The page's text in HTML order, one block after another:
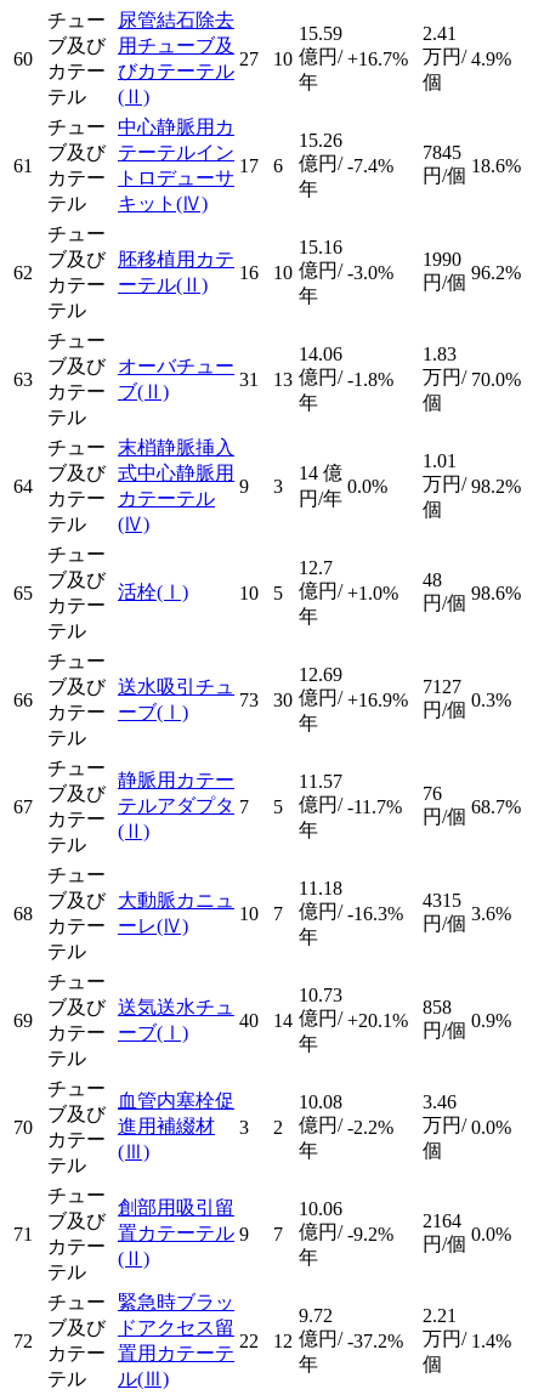
60
チュー
ブ及び
カテー
テル
尿管結石除去
用チューブ及
びカテーテル
(Ⅱ)
27 10
15.59
億円/
年
+16.7%
2.41
万円/
個
4.9%
61
チュー
ブ及び
カテー
テル
中心静脈用カ
テーテルイン
トロデューサ
キット (Ⅳ)
17 6
15.26
億円/
年
-7.4%
7845
円/個 18.6%
62
チュー
ブ及び
カテー
テル
胚移植用カテ
ーテル(Ⅱ)
16 10
15.16
億円/
年
-3.0%
1990
円/個 96.2%
63
チュー
ブ及び
カテー
テル
オーバチュー
ブ(Ⅱ)
31 13
14.06
億円/
年
-1.8%
1.83
万円/
個
70.0%
64
チュー
ブ及び
カテー
テル
末梢静脈挿入
式中心静脈用
カテーテル
(Ⅳ)
9 3
14 億
円/年
0.0%
1.01
万円/
個
98.2%
65
チュー
ブ及び
カテー
テル
活栓(Ⅰ) 10 5
12.7
億円/
年
+1.0%
48
円/個 98.6%
66
チュー
ブ及び
カテー
テル
送水吸引チュ
ーブ(Ⅰ)
73 30
12.69
億円/
年
+16.9%
7127
円/個 0.3%
67
チュー
ブ及び
カテー
テル
静脈用カテー
テルアダプタ
(Ⅱ)
7 5
11.57
億円/
年
-11.7%
76
円/個 68.7%
68
チュー
ブ及び
カテー
テル
大動脈カニュ
ーレ(Ⅳ)
10 7
11.18
億円/
年
-16.3%
4315
円/個 3.6%
69
チュー
ブ及び
カテー
テル
送気送水チュ
ーブ(Ⅰ)
40 14
10.73
億円/
年
+20.1%
858
円/個 0.9%
70
チュー
ブ及び
カテー
テル
血管内塞栓促
進用補綴材
(Ⅲ)
3 2
10.08
億円/
年
-2.2%
3.46
万円/
個
0.0%
71
チュー
ブ及び
カテー
テル
創部用吸引留
置カテーテル
(Ⅱ)
9 7
10.06
億円/
年
-9.2%
2164
円/個 0.0%
72
チュー
ブ及び
カテー
テル
緊急時ブラッ
ドアクセス留
置用カテーテ
ル(Ⅲ)
22 12
9.72
億円/
年
-37.2%
2.21
万円/
個
1.4%